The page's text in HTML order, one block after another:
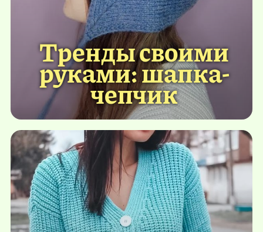
Тренды своими
руками: шапка-
чепчик